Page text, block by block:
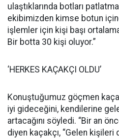
ulaştıklarında botları
ekibimizden kimse botun
işlemler için kişi başı
Bir botta 30 kişi oluyor.”
‘HERKES KAÇAKÇI OLDU’
Konuştuğumuz göçmen
iyi gideceğini, kendilerine
artacağını söyledi. “Bir an
diyen kaçakçı, “Gelen